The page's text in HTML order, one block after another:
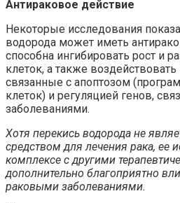
Антираковое действие
Некоторые исследования
водорода может иметь
способна ингибировать рост и
клеток, а также
связанные с апоптозом
клеток) и регуляцией генов,
заболеваниями.
Хотя перекись водорода не
средством для лечения рака, ее
комплексе с другими
дополнительно благоприятно
раковыми заболеваниями.